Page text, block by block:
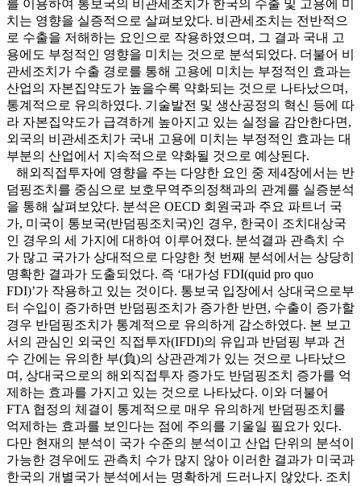
를 이용하여 통보국의 비관세조치가 한국의 수출 및 고용에 미
치는 영향을 실증적으로 살펴보았다. 비관세조치는 전반적으
로 수출을 저해하는 요인으로 작용하였으며, 그 결과 국내 고
용에도 부정적인 영향을 미치는 것으로 분석되었다. 더불어 비
관세조치가 수출 경로를 통해 고용에 미치는 부정적인 효과는
산업의 자본집약도가 높을수록 약화되는 것으로 나타났으며,
통계적으로 유의하였다. 기술발전 및 생산공정의 혁신 등에 따
라 자본집약도가 급격하게 높아지고 있는 실정을 감안한다면,
외국의 비관세조치가 국내 고용에 미치는 부정적인 효과는 대
부분의 산업에서 지속적으로 약화될 것으로 예상된다.
해외직접투자에 영향을 주는 다양한 요인 중 제4장에서는 반
덤핑조치를 중심으로 보호무역주의정책과의 관계를 실증분석
을 통해 살펴보았다. 분석은 OECD 회원국과 주요 파트너 국
가, 미국이 통보국(반덤핑조치국)인 경우, 한국이 조치대상국
인 경우의 세 가지에 대하여 이루어졌다. 분석결과 관측치 수
가 많고 국가가 상대적으로 다양한 첫 번째 분석에서는 상당히
명확한 결과가 도출되었다. 즉 ‘대가성 FDI(quid pro quo
FDI)’가 작용하고 있는 것이다. 통보국 입장에서 상대국으로부
터 수입이 증가하면 반덤핑조치가 증가한 반면, 수출이 증가할
경우 반덤핑조치가 통계적으로 유의하게 감소하였다. 본 보고
서의 관심인 외국인 직접투자(IFDI)의 유입과 반덤핑 부과 건
수 간에는 유의한 부(負)의 상관관계가 있는 것으로 나타났으
며, 상대국으로의 해외직접투자 증가도 반덤핑조치 증가를 억
제하는 효과를 가지고 있는 것으로 나타났다. 이와 더불어
FTA 협정의 체결이 통계적으로 매우 유의하게 반덤핑조치를
억제하는 효과를 보인다는 점에 주의를 기울일 필요가 있다.
다만 현재의 분석이 국가 수준의 분석이고 산업 단위의 분석이
가능한 경우에도 관측치 수가 많지 않아 이러한 결과가 미국과
한국의 개별국가 분석에서는 명확하게 드러나지 않았다. 조치